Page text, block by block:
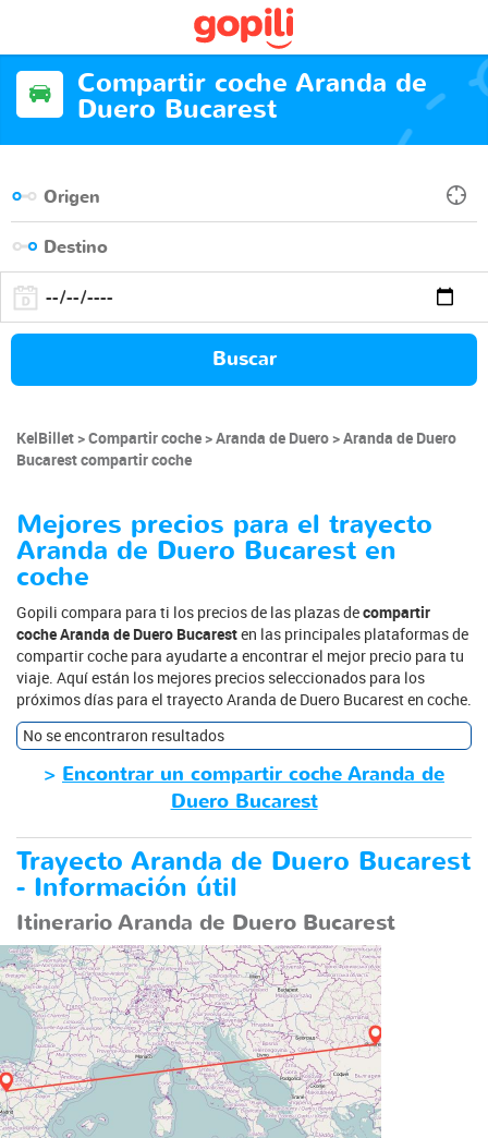
Compartir coche Aranda de
Duero Bucarest
Buscar
KelBillet Compartir coche Aranda de Duero
Aranda de Duero
Bucarest compartir coche
Mejores precios para el trayecto
Aranda de Duero Bucarest en
coche
Gopili compara para ti los precios de las plazas decompartir
coche Aranda de Duero Bucaresten las principales plataformas de
compartir coche para ayudarte a encontrar el mejor precio para tu
viaje. Aquí están los mejores precios seleccionados para los
próximos días para el trayecto Aranda de Duero Bucarest en coche.
No se encontraron resultados
> Encontrar un compartir coche Aranda de
Duero Bucarest
Trayecto Aranda de Duero Bucarest
- Información útil
Itinerario Aranda de Duero Bucarest